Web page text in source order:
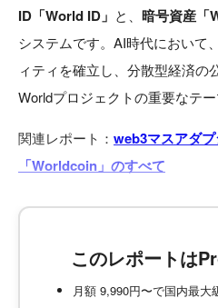
ID「World ID」 と、 暗号資産「
システムです。AI時代において
ィティを確立し、分散型経済の
Worldプロジェクトの重要なテー
関連レポート： web3マスアダ
「Worldcoin」のすべて
このレポートは
月額 9,990円〜で国内最